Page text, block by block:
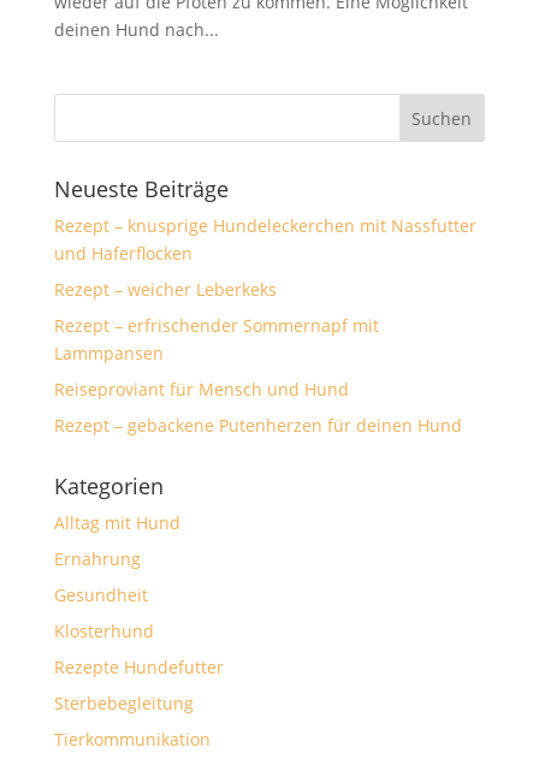
deinen Hund nach...
Neueste Beiträge
Rezept – knusprige Hundeleckerchen mit Nassfutter
und Haferflocken
Rezept – weicher Leberkeks
Rezept – erfrischender Sommernapf mit
Lammpansen
Reiseproviant für Mensch und Hund
Rezept – gebackene Putenherzen für deinen Hund
Kategorien
Alltag mit Hund
Ernährung
Gesundheit
Klosterhund
Rezepte Hundefutter
Sterbebegleitung
Tierkommunikation